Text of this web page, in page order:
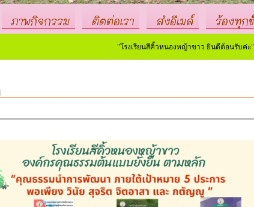
ภาพกิจกรรม ติดต่อเรา ส่งอีเมล์ ร้องทุกข์
"โรงเรียนสีคิ้วหนองหญ้าขาว ยินดีต้อนรับค่ะ"